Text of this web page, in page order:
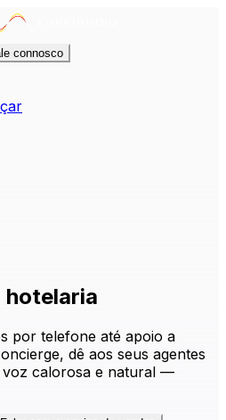
connosco
hotelaria
por telefone até apoio a
dê aos seus agentes
voz calorosa e natural —